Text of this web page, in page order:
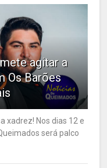
agitar a
Os Barões
xadrez! Nos dias 12 e
será palco